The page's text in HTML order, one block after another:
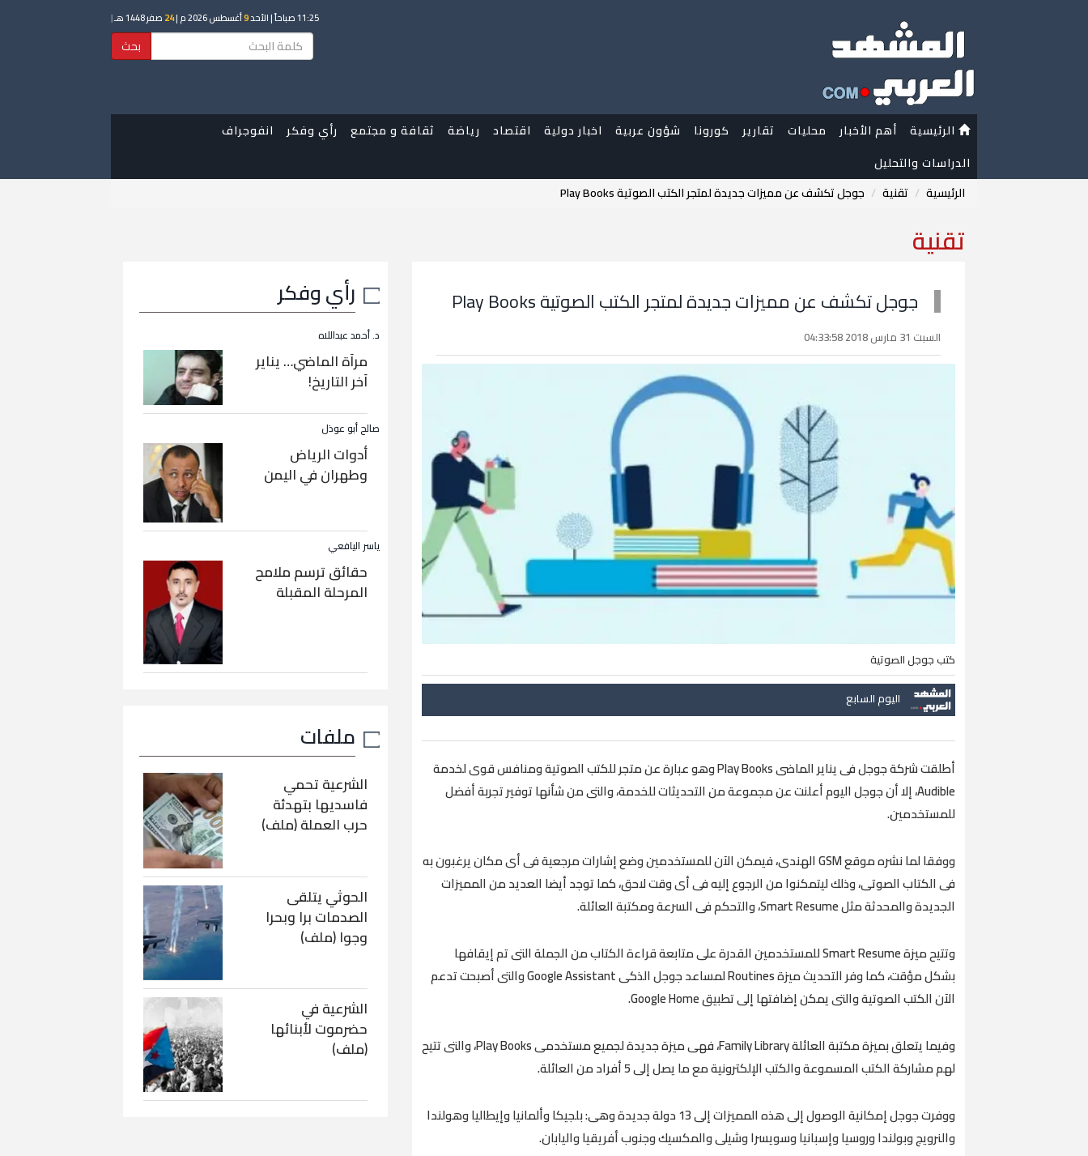
11:25 صباحاً | الأحد9أغسطس 2026 م | 24 صفر 1448 هـ |
بحث
الرئيسية أهم الأخبار محليات تقارير كورونا شؤون عربية اخبار دولية اقتصاد رياضة ثقافة و مجتمع رأي وفكر
انفوجراف
الدراسات والتحليل
الرئيسية
تقنية جوجل تكشف عن مميزات جديدة لمتجر الكتب الصوتية Play Books
تقنية
جوجل تكشف عن مميزات جديدة لمتجر الكتب الصوتية Play Books
السبت 31 مارس 2018 04:33:58
كتب جوجل الصوتية
اليوم السابع
أطلقت شركة جوجل فى يناير الماضى Play Books وهو عبارة عن متجر للكتب الصوتية ومنافس قوى لخدمة
Audible، إلا أن جوجل اليوم أعلنت عن مجموعة من التحديثات للخدمة، والتى من شأنها توفير تجربة أفضل
للمستخدمين.
ووفقا لما نشره موقع GSM الهندى، فيمكن الآن للمستخدمين وضع إشارات مرجعية فى أى مكان يرغبون به
فى الكتاب الصوتى، وذلك ليتمكنوا من الرجوع إليه فى أى وقت لاحق، كما توجد أيضا العديد من المميزات
الجديدة والمحدثة مثل Smart Resume، والتحكم فى السرعة ومكتبة العائلة.
وتتيح ميزة Smart Resume للمستخدمين القدرة على متابعة قراءة الكتاب من الجملة التى تم إيقافها
بشكل مؤقت، كما وفر التحديث ميزة Routines لمساعد جوجل الذكى Google Assistant والتى أصبحت تدعم
الآن الكتب الصوتية والتى يمكن إضافتها إلى تطبيق Google Home.
وفيما يتعلق بميزة مكتبة العائلة Family Library، فهى ميزة جديدة لجميع مستخدمى Play Books، والتى تتيح
لهم مشاركة الكتب المسموعة والكتب الإلكترونية مع ما يصل إلى 5 أفراد من العائلة.
ووفرت جوجل إمكانية الوصول إلى هذه المميزات إلى 13 دولة جديدة وهى: بلجيكا وألمانيا وإيطاليا وهولندا
والنرويج وبولندا وروسيا وإسبانيا وسويسرا وشيلى والمكسيك وجنوب أفريقيا واليابان.
رأي وفكر
د. أحمد عبداللاه
مرآة الماضي… يناير
آخر التاريخ!
صالح أبو عوذل
أدوات الرياض
وطهران في اليمن
ياسر اليافعي
حقائق ترسم ملامح
المرحلة المقبلة
ملفات
الشرعية تحمي
فاسديها بتهدئة
حرب العملة (ملف)
الحوثي يتلقى
الصدمات برا وبحرا
وجوا (ملف)
الشرعية في
حضرموت لأبنائها
(ملف)